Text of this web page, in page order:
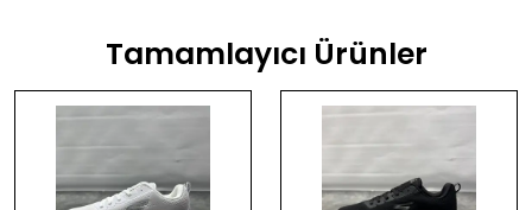
Tamamlayıcı Ürünler